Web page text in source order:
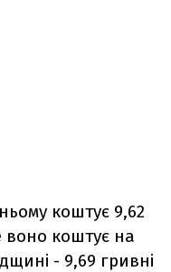
коштує 9,62
воно коштує на
- 9,69 гривні